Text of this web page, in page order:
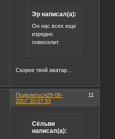
Эр написал(а):
Он нас всех еще
изрядно
повеселит.
Скорее твой аватар...
Поделиться 11
29-06-
2007 20:07:33
Сёльви
написал(а):